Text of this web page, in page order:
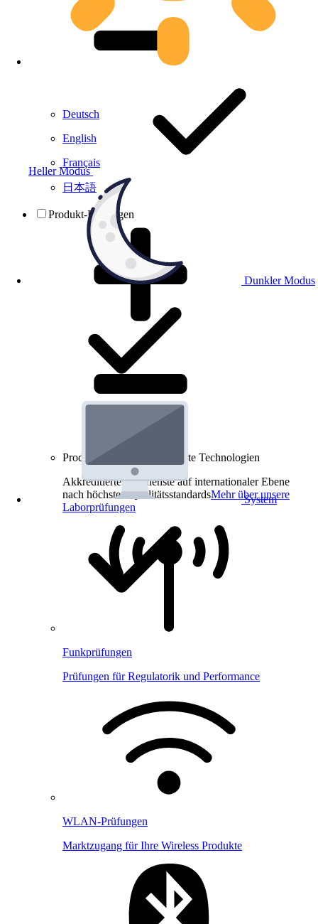
Heller Modus
Dunkler Modus
System
Deutsch
English
Français
日本語
Produkt-Prüfungen
Produkt-Prüfungen für smarte Technologien
Akkreditierte Prüfdienste auf internationaler Ebene
nach höchsten QualitätsstandardsMehr über unsere
Laborprüfungen
Funkprüfungen
Prüfungen für Regulatorik und Performance
WLAN-Prüfungen
Marktzugang für Ihre Wireless Produkte